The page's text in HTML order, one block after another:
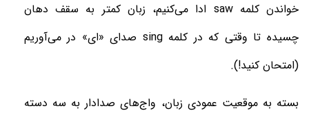
خواندن کلمه saw ادا می‌کنیم، زبان کمتر به سقف دهان
چسیده تا وقتی که در کلمه sing صدای «ای» در می‌آوریم
(امتحان کنید!).
بسته به موقعیت عمودی زبان، واج‌های صدادار به سه دسته